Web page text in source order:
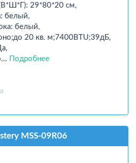
29*80*20 см,
белый,
белый,
20 кв. м;7400BTU;39дБ,
Подробнее
MSS-09R06